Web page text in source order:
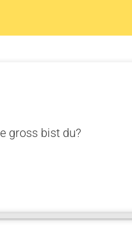
gross bist du?